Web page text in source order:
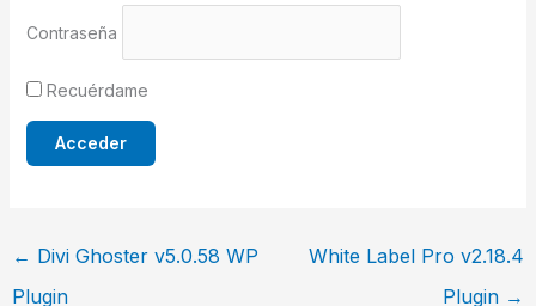
Contraseña
Recuérdame
← Divi Ghoster v5.0.58 WP
Plugin
White Label Pro v2.18.4
Plugin →